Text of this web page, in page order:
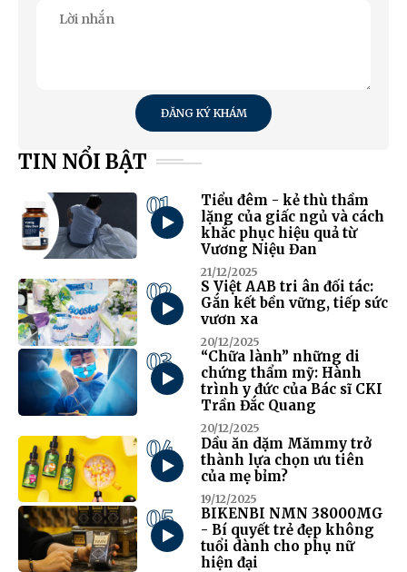
ĐĂNG KÝ KHÁM
TIN NỔI BẬT
01
Tiểu đêm - kẻ thù thầm
lặng của giấc ngủ và cách
khắc phục hiệu quả từ
Vương Niệu Đan
21/12/2025
02
S Việt AAB tri ân đối tác:
Gắn kết bền vững, tiếp sức
vươn xa
20/12/2025
03
“Chữa lành” những di
chứng thẩm mỹ: Hành
trình y đức của Bác sĩ CKI
Trần Đắc Quang
20/12/2025
04
Dầu ăn dặm Mămmy trở
thành lựa chọn ưu tiên
của mẹ bỉm?
19/12/2025
05
BIKENBI NMN 38000MG
- Bí quyết trẻ đẹp không
tuổi dành cho phụ nữ
hiện đại